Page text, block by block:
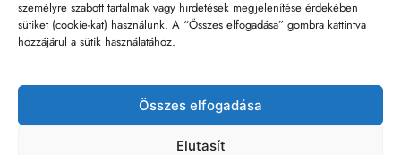
személyre szabott tartalmak vagy hirdetések megjelenítése érdekében
sütiket (cookie-kat) használunk. A “Összes elfogadása” gombra kattintva
hozzájárul a sütik használatához.
Összes elfogadása
Elutasít